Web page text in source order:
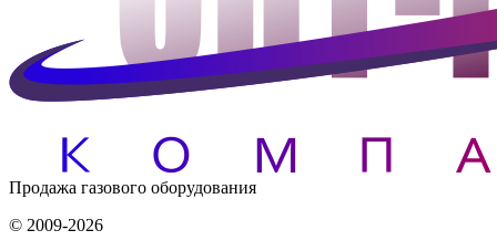
Продажа газового оборудования
© 2009-2026